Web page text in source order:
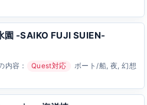
園 -SAIKO FUJI SUIEN-
内容： Quest対応
ボート/船, 夜, 幻想